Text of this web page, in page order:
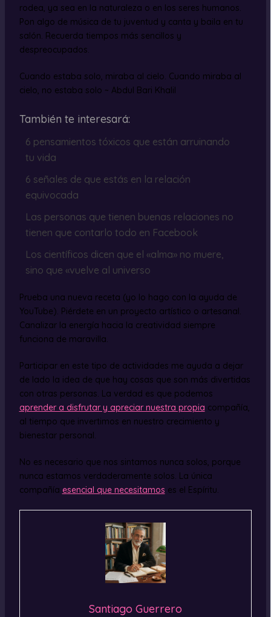
rodea, ya sea en la naturaleza o en los seres humanos.
Pon algo de música de tu juventud y canta y baila en tu
salón. Recuerda tiempos más sencillos y
despreocupados.
Cuando estaba solo, miraba al cielo. Cuando miraba al
cielo, no estaba solo ~ Abdul Bari Khalil
También te interesará:
6 pensamientos tóxicos que están arruinando
tu vida
6 señales de que estás en la relación
equivocada
Las personas que tienen buenas relaciones no
tienen que contarlo todo en Facebook
Los científicos dicen que el «alma» no muere,
sino que «vuelve al universo
Prueba una nueva receta (yo lo hago con la ayuda de
YouTube). Piérdete en un proyecto artístico o artesanal.
Canalizar la energía hacia la creatividad siempre
funciona de maravilla.
Participar en este tipo de actividades me ayuda a dejar
de lado la idea de que hay cosas que son más divertidas
con otras personas. La verdad es que podemos
aprender a disfrutar y apreciar nuestra propia compañía,
al tiempo que invertimos en nuestro crecimiento y
bienestar personal.
No es necesario que nos sintamos nunca solos, porque
nunca estamos verdaderamente solos. La única
compañía esencial que necesitamos es el Espíritu.
Santiago Guerrero